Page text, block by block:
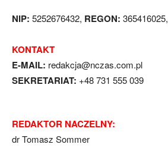
NIP: 5252676432, REGON: 365416025,
KONTAKT
E-MAIL: redakcja@nczas.com.pl
SEKRETARIAT: +48 731 555 039
REDAKTOR NACZELNY:
dr Tomasz Sommer